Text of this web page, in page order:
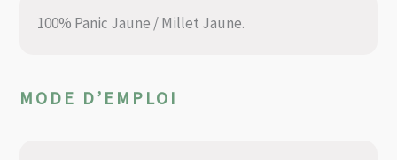
100% Panic Jaune / Millet Jaune.
MODE D’EMPLOI